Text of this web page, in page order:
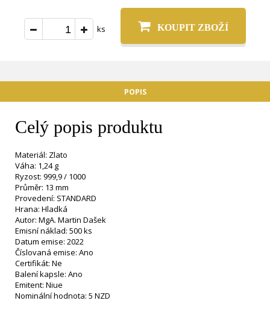
ks KOUPIT ZBOŽÍ
POPIS
Celý popis produktu
Materiál: Zlato
Váha: 1,24 g
Ryzost: 999,9 / 1000
Průměr: 13 mm
Provedení: STANDARD
Hrana: Hladká
Autor: MgA. Martin Dašek
Emisní náklad: 500 ks
Datum emise: 2022
Číslovaná emise: Ano
Certifikát: Ne
Balení kapsle: Ano
Emitent: Niue
Nominální hodnota: 5 NZD